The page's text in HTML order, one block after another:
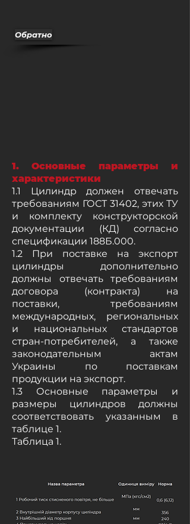
Обратно
1. Основные параметры и
характеристики
1.1 Цилиндр должен отвечать
требованиям ГОСТ 31402, этих ТУ
и комплекту конструкторской
документации (КД) согласно
спецификации 188Б.000.
1.2 При поставке на экспорт
цилиндры дополнительно
должны отвечать требованиям
договора (контракта) на
поставки, требованиям
международных, региональных
и национальных стандартов
стран-потребителей, а также
законодательным актам
Украины по поставкам
продукции на экспорт.
1.3 Основные параметры и
размеры цилиндров должны
соответствовать указанным в
таблице 1.
Таблица 1.